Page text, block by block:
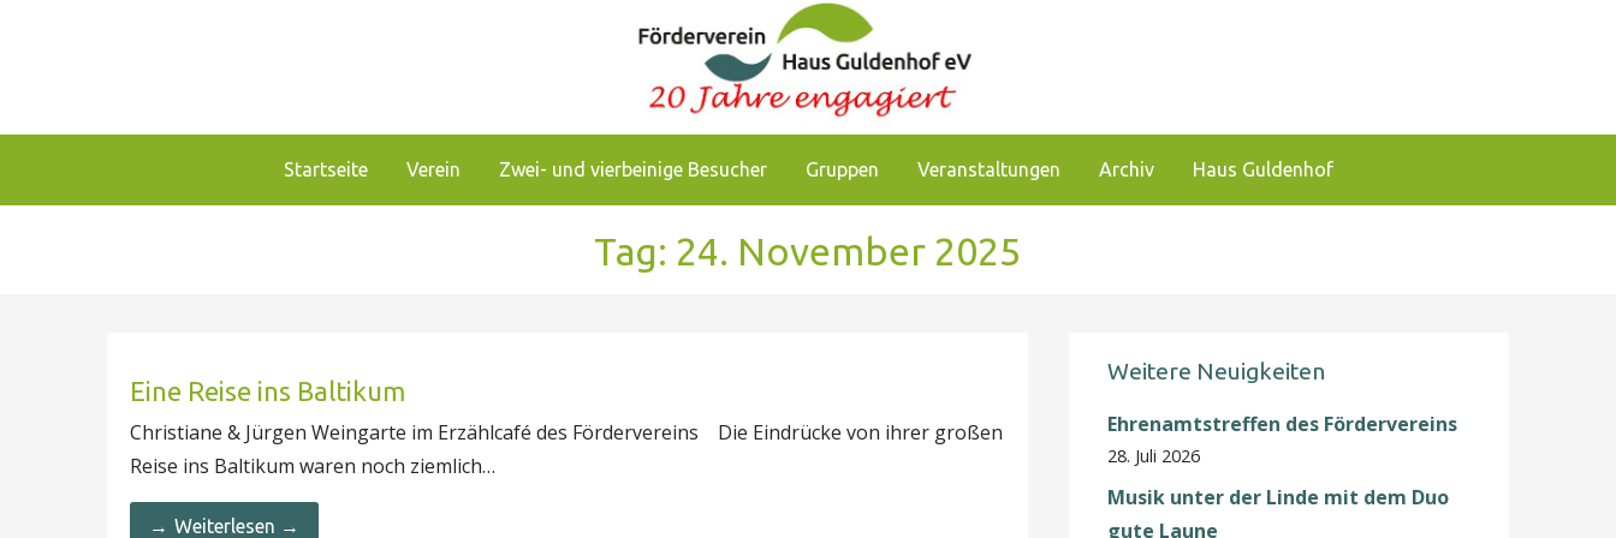
Förderverein Haus Guldenhof
Startseite Verein Zwei- und vierbeinige Besucher Gruppen Veranstaltungen Archiv Haus Guldenhof
Tag: 24. November 2025
Eine Reise ins Baltikum
Christiane & Jürgen Weingarte im Erzählcafé des Fördervereins Die Eindrücke von ihrer großen
Reise ins Baltikum waren noch ziemlich…
Weiterlesen →
Weitere Neuigkeiten
Ehrenamtstreffen des Fördervereins
28. Juli 2026
Musik unter der Linde mit dem Duo
gute Laune